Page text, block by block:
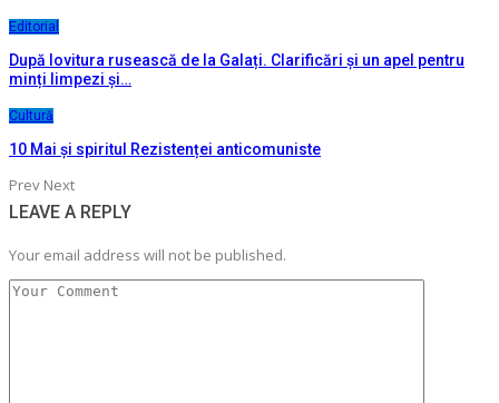
Editorial
După lovitura rusească de la Galați. Clarificări și un apel pentru
minți limpezi și…
Cultură
10 Mai și spiritul Rezistenței anticomuniste
Prev Next
LEAVE A REPLY
Your email address will not be published.